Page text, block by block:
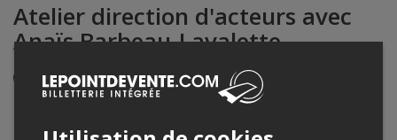
Atelier direction d'acteurs avec
Anaïs Barbeau-Lavalette
Événement en personne
24 octobre 2021